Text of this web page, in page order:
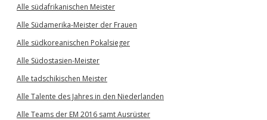
Alle südafrikanischen Meister
Alle Südamerika-Meister der Frauen
Alle südkoreanischen Pokalsieger
Alle Südostasien-Meister
Alle tadschikischen Meister
Alle Talente des Jahres in den Niederlanden
Alle Teams der EM 2016 samt Ausrüster